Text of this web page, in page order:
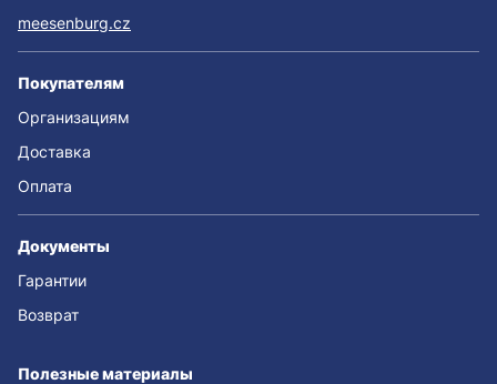
meesenburg.cz
Покупателям
Организациям
Доставка
Оплата
Документы
Гарантии
Возврат
Полезные материалы